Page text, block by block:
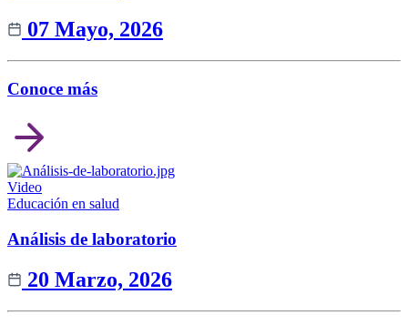
07 Mayo, 2026
Conoce más
Video
Educación en salud
Análisis de laboratorio
20 Marzo, 2026